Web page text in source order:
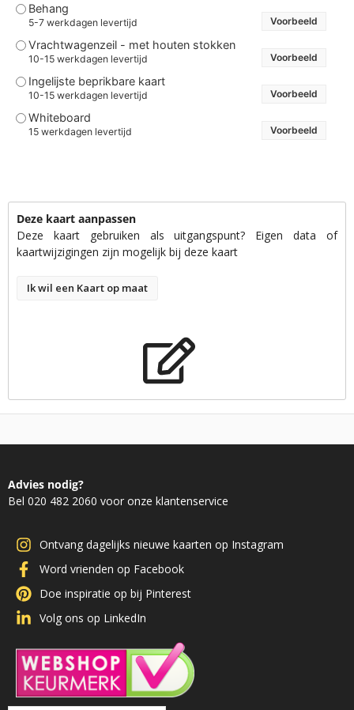
Behang
5-7 werkdagen levertijd Voorbeeld
Vrachtwagenzeil - met houten stokken
10-15 werkdagen levertijd Voorbeeld
Ingelijste beprikbare kaart
10-15 werkdagen levertijd Voorbeeld
Whiteboard
15 werkdagen levertijd Voorbeeld
Deze kaart aanpassen
Deze kaart gebruiken als uitgangspunt? Eigen data of
kaartwijzigingen zijn mogelijk bij deze kaart
Ik wil een Kaart op maat
Advies nodig?
Bel 020 482 2060 voor onze klantenservice
Ontvang dagelijks nieuwe kaarten op Instagram
Word vrienden op Facebook
Doe inspiratie op bij Pinterest
Volg ons op LinkedIn